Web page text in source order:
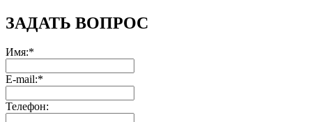
ЗАДАТЬ ВОПРОС
Имя:*
E-mail:*
Телефон: